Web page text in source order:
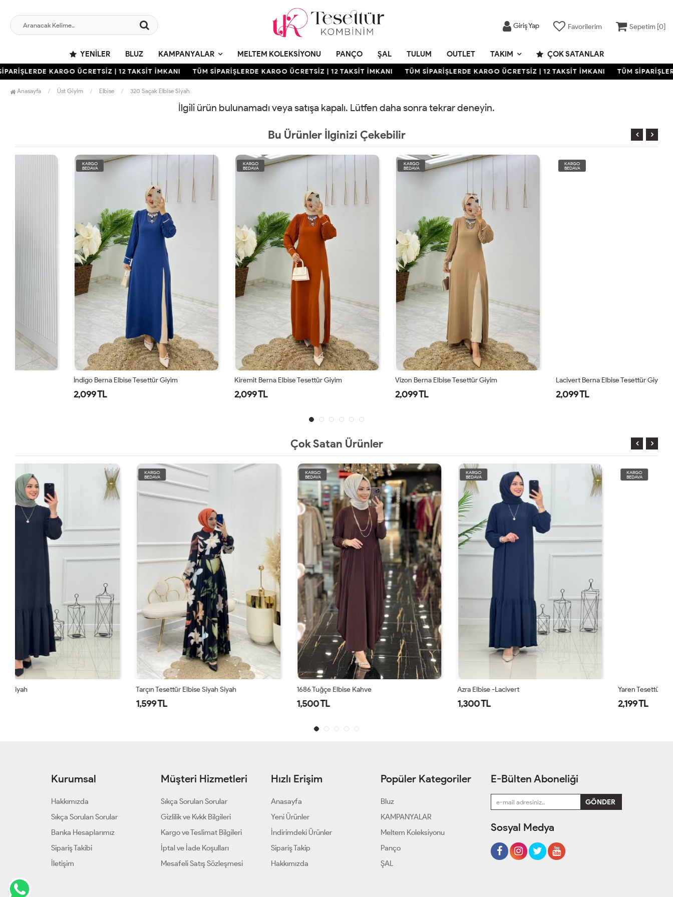
Giriş Yap Favorilerim Sepetim [0]
YENILER BLUZ KAMPANYALAR MELTEM KOLEKSIYONU PANÇO ŞAL TULUM OUTLET TAKIM ÇOK SATANLAR
KARGO ÜCRETSİZ | 12 TAKSİT İMKANI TÜM SİPARİŞLERDE KARGO ÜCRETSİZ | 12 TAKSİT İMKANI TÜM SİPARİŞLERDE KARGO ÜCRETSİZ | 12 TAKSİT İMKANI TÜM
Anasayfa Üst Giyim Elbise 320 Saçak Elbise Siyah
İlgili ürün bulunamadı veya satışa kapalı. Lütfen daha sonra tekrar deneyin.
Bu Ürünler İlginizi Çekebilir
İndigo Berna Elbise Tesettür Giyim Kiremit Berna Elbise Tesettür Giyim Vizon Berna Elbise Tesettür Giyim Lacivert Berna Elbise Tesettür Giyim
Çok Satan Ürünler
KARGO
BEDAVA
Tarçın Tesettür Elbise Siyah Siyah
KARGO
BEDAVA
1686 Tuğçe Elbise Kahve
KARGO
BEDAVA
Azra Elbise -Lacivert
KARGO
BEDAVA
Yaren Tesettür Elbise Lacivert Lacivert
Kurumsal
Hakkımızda
Sıkça Sorulan Sorular
Banka Hesaplarımız
Sipariş Takibi
İletişim
Müşteri Hizmetleri
Sıkça Sorulan Sorular
Gizlilik ve Kvkk Bilgileri
Kargo ve Teslimat Bilgileri
İptal ve İade Koşulları
Mesafeli Satış Sözleşmesi
Hızlı Erişim
Anasayfa
Yeni Ürünler
İndirimdeki Ürünler
Sipariş Takip
Hakkımızda
Popüler Kategoriler
Bluz
KAMPANYALAR
Meltem Koleksiyonu
Panço
ŞAL
E-Bülten Aboneliği
Sosyal Medya